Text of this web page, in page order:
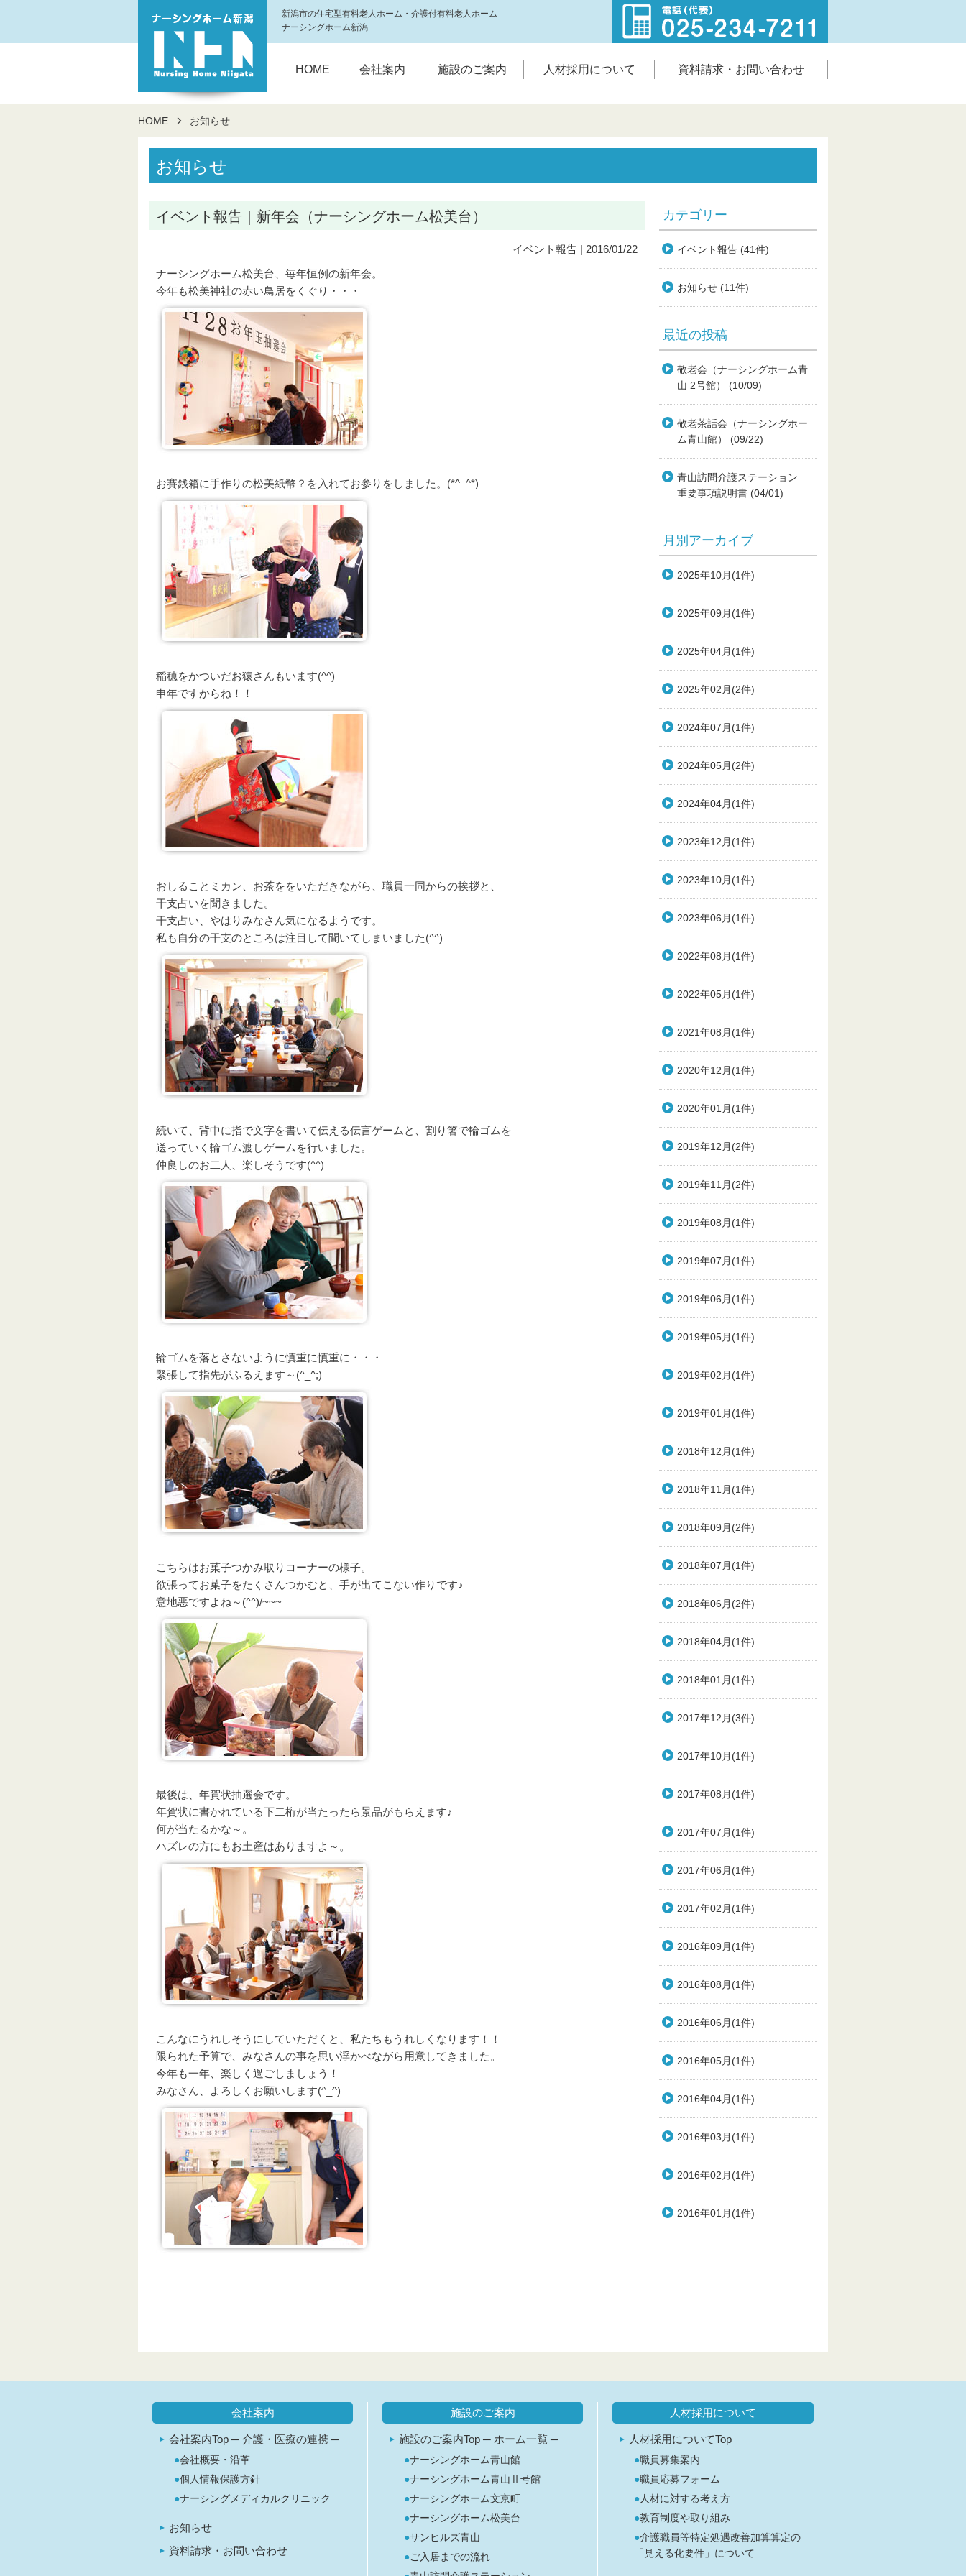
新潟市の住宅型有料老人ホーム・介護付有料老人ホーム
ナーシングホーム新潟
HOME 会社案内 施設のご案内 人材採用について 資料請求・お問い合わせ
HOME お知らせ
お知らせ
イベント報告｜新年会（ナーシングホーム松美台）
イベント報告 | 2016/01/22
ナーシングホーム松美台、毎年恒例の新年会。
今年も松美神社の赤い鳥居をくぐり・・・
お賽銭箱に手作りの松美紙幣？を入れてお参りをしました。(*^_^*)
稲穂をかついだお猿さんもいます(^^)
申年ですからね！！
おしることミカン、お茶ををいただきながら、職員一同からの挨拶と、
干支占いを聞きました。
干支占い、やはりみなさん気になるようです。
私も自分の干支のところは注目して聞いてしまいました(^^)
続いて、背中に指で文字を書いて伝える伝言ゲームと、割り箸で輪ゴムを
送っていく輪ゴム渡しゲームを行いました。
仲良しのお二人、楽しそうです(^^)
輪ゴムを落とさないように慎重に慎重に・・・
緊張して指先がふるえます～(^_^;)
こちらはお菓子つかみ取りコーナーの様子。
欲張ってお菓子をたくさんつかむと、手が出てこない作りです♪
意地悪ですよね～(^^)/~~~
最後は、年賀状抽選会です。
年賀状に書かれている下二桁が当たったら景品がもらえます♪
何が当たるかな～。
ハズレの方にもお土産はありますよ～。
こんなにうれしそうにしていただくと、私たちもうれしくなります！！
限られた予算で、みなさんの事を思い浮かべながら用意してきました。
今年も一年、楽しく過ごしましょう！
みなさん、よろしくお願いします(^_^)
カテゴリー
イベント報告 (41件)
お知らせ (11件)
最近の投稿
敬老会（ナーシングホーム青
山 2号館） (10/09)
敬老茶話会（ナーシングホー
ム青山館） (09/22)
青山訪問介護ステーション
重要事項説明書 (04/01)
月別アーカイブ
2025年10月(1件)
2025年09月(1件)
2025年04月(1件)
2025年02月(2件)
2024年07月(1件)
2024年05月(2件)
2024年04月(1件)
2023年12月(1件)
2023年10月(1件)
2023年06月(1件)
2022年08月(1件)
2022年05月(1件)
2021年08月(1件)
2020年12月(1件)
2020年01月(1件)
2019年12月(2件)
2019年11月(2件)
2019年08月(1件)
2019年07月(1件)
2019年06月(1件)
2019年05月(1件)
2019年02月(1件)
2019年01月(1件)
2018年12月(1件)
2018年11月(1件)
2018年09月(2件)
2018年07月(1件)
2018年06月(2件)
2018年04月(1件)
2018年01月(1件)
2017年12月(3件)
2017年10月(1件)
2017年08月(1件)
2017年07月(1件)
2017年06月(1件)
2017年02月(1件)
2016年09月(1件)
2016年08月(1件)
2016年06月(1件)
2016年05月(1件)
2016年04月(1件)
2016年03月(1件)
2016年02月(1件)
2016年01月(1件)
会社案内
会社案内Top ─ 介護・医療の連携 ─
会社概要・沿革
個人情報保護方針
ナーシングメディカルクリニック
お知らせ
資料請求・お問い合わせ
施設のご案内
施設のご案内Top─ ホーム一覧 ─
ナーシングホーム青山館
ナーシングホーム青山Ⅱ号館
ナーシングホーム文京町
ナーシングホーム松美台
サンヒルズ青山
ご入居までの流れ
人材採用について
人材採用についてTop
職員募集案内
職員応募フォーム
人材に対する考え方
教育制度や取り組み
介護職員等特定処遇改善加算算定の
「見える化要件」について